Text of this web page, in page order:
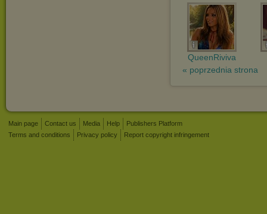
QueenRiviva
« poprzednia strona
Main page Contact us Media Help
Publishers Platform
Terms and conditions
Privacy policy Report copyright infringement